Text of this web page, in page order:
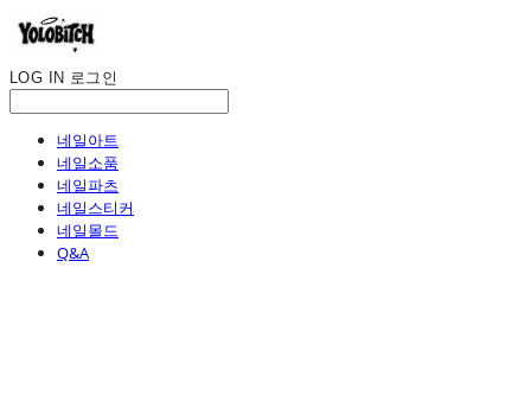
LOG IN 로그인
네일아트
네일소품
네일파츠
네일스티커
네일몰드
Q&A